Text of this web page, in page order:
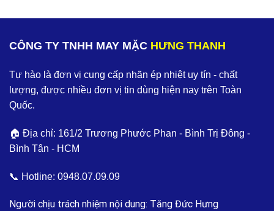
CÔNG TY TNHH MAY MẶC HƯNG THANH
Tự hào là đơn vị cung cấp nhãn ép nhiệt uy tín - chất
lượng, được nhiều đơn vị tin dùng hiện nay trên Toàn
Quốc.
🏠 Địa chỉ: 161/2 Trương Phước Phan - Bình Trị Đông -
Bình Tân - HCM
📞 Hotline: 0948.07.09.09
Người chịu trách nhiệm nội dung: Tăng Đức Hưng